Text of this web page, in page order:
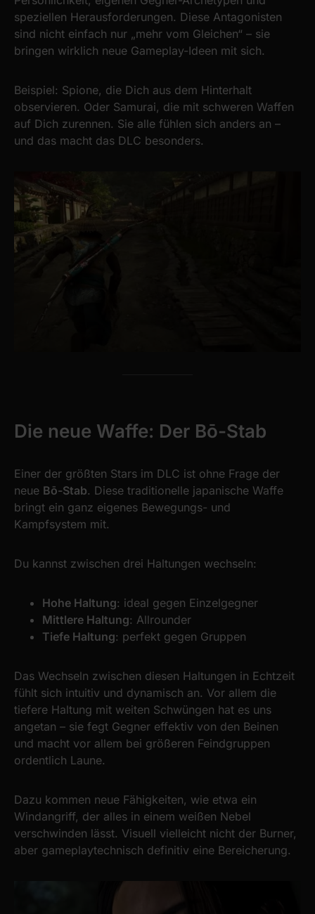
speziellen Herausforderungen. Diese Antagonisten
sind nicht einfach nur „mehr vom Gleichen“ – sie
bringen wirklich neue Gameplay-Ideen mit sich.
Beispiel: Spione, die Dich aus dem Hinterhalt
observieren. Oder Samurai, die mit schweren Waffen
auf Dich zurennen. Sie alle fühlen sich anders an –
und das macht das DLC besonders.
Die neue Waffe: Der Bō-Stab
Einer der größten Stars im DLC ist ohne Frage der
neue Bō-Stab. Diese traditionelle japanische Waffe
bringt ein ganz eigenes Bewegungs- und
Kampfsystem mit.
Du kannst zwischen drei Haltungen wechseln:
Hohe Haltung: ideal gegen Einzelgegner
Mittlere Haltung: Allrounder
Tiefe Haltung: perfekt gegen Gruppen
Das Wechseln zwischen diesen Haltungen in Echtzeit
fühlt sich intuitiv und dynamisch an. Vor allem die
tiefere Haltung mit weiten Schwüngen hat es uns
angetan – sie fegt Gegner effektiv von den Beinen
und macht vor allem bei größeren Feindgruppen
ordentlich Laune.
Dazu kommen neue Fähigkeiten, wie etwa ein
Windangriff, der alles in einem weißen Nebel
verschwinden lässt. Visuell vielleicht nicht der Burner,
aber gameplaytechnisch definitiv eine Bereicherung.